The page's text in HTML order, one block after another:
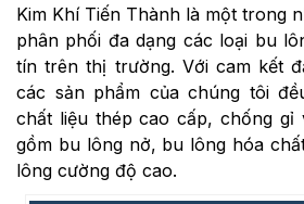
Kim Khí Tiến Thành là một trong
phân phối đa dạng các loại bu
tín trên thị trường. Với cam kết
các sản phẩm của chúng tôi
chất liệu thép cao cấp, chống
gồm bu lông nở, bu lông hóa
lông cường độ cao.